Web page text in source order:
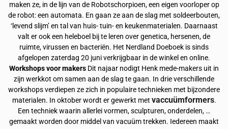
maken ze, in de lijn van de Robotschorpioen, een eigen voorloper op
de robot: een automata. En gaan ze aan de slag met soldeerbouten,
‘levend slijm’ en tal van huis- tuin- en keukenmaterialen. Daarnaast
valt er ook een heleboel bij te leren over genetica, hersenen, de
ruimte, virussen en bacteriën. Het Nerdland Doeboek is sinds
afgelopen zaterdag 20 juni verkrijgbaar in de winkel en online.
Workshops voor makers Dit najaar nodigt Henk mede-makers uit in
zijn werkkot om samen aan de slag te gaan. In drie verschillende
workshops verdiepen ze zich in populaire technieken met bijzondere
materialen. In oktober wordt er gewerkt met vaccuümformers.
Een techniek waarin allerlei vormen, sculpturen, onderdelen, …
gemaakt worden door middel van vacuüm trekken. Iedereen maakt